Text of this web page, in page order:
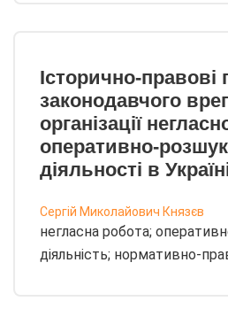
Історично-
законодавчого
організації
оперативно-
діяльності в
Сергій Миколайович Князєв
негласна робота;
діяльність; нормативно-